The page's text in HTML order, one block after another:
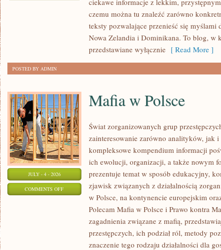
ciekawe informacje z lekkim,
czemu można tu znaleźć zarówno
teksty pozwalające przenieść się myślami
Nowa Zelandia i Dominikana. To blog, w
przedstawiane wyłącznie [ Read More ]
POSTED BY ADMIN
JULY - 4 - 2026
COMMENTS OFFON
Mafia w Polsce
Świat zorganizowanych grup
zainteresowanie zarówno analityków, jak
kompleksowe kompendium informacji
ich ewolucji, organizacji, a także nowym
prezentuje temat w sposób edukacyjny,
zjawisk związanych z działalnością
w Polsce, na kontynencie europejskim
Polecam Mafia w Polsce i Prawo kontra
zagadnienia związane z mafią,
przestępczych, ich podział ról, metody
znaczenie tego rodzaju działalności dla